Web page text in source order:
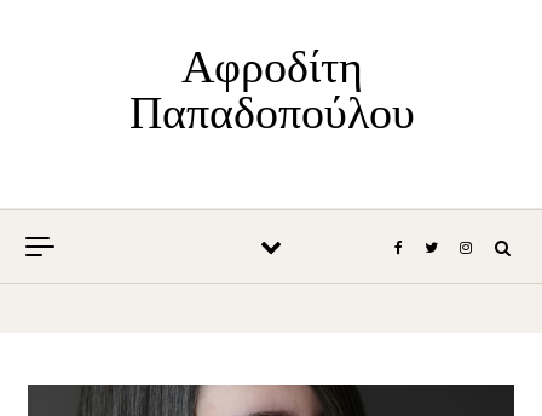
Αφροδίτη
Παπαδοπούλου